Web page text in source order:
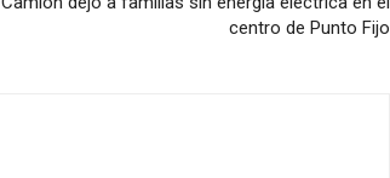
centro de Punto Fijo